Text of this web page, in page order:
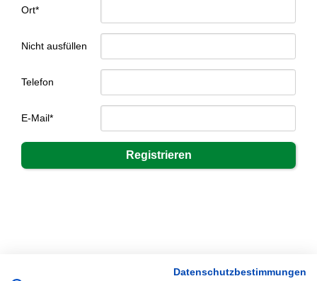
Ort*
Nicht ausfüllen
Telefon
E-Mail*
Datenschutzbestimmungen